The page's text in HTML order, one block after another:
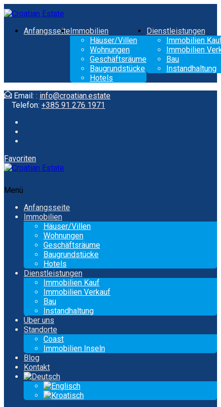
AnfangsseiteImmobilien
Häuser/Villen
Wohnungen
Geschäftsräume
Baugrundstücke
Hotels
Dienstleistungen
Immobilien
Immobilien
Bau
Instandhaltung
Email: : info@croatian.estate
Telefon: +385 91 276 1971
Favoriten
Menü
Anfangsseite
Immobilien
Häuser/Villen
Wohnungen
Geschäftsräume
Baugrundstücke
Hotels
Dienstleistungen
Immobilien Kauf
Immobilien Verkauf
Bau
Instandhaltung
Über uns
Standorte
Coast
Immobilien Inseln
Blog
Kontakt